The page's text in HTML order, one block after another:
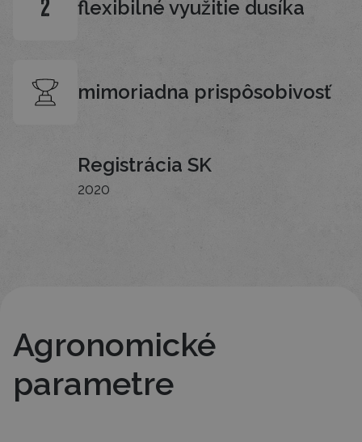
2 flexibilné využitie dusíka
mimoriadna prispôsobivosť
Registrácia SK
2020
Agronomické
parametre